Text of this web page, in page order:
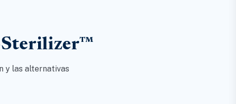
Sterilizer™
y las alternativas